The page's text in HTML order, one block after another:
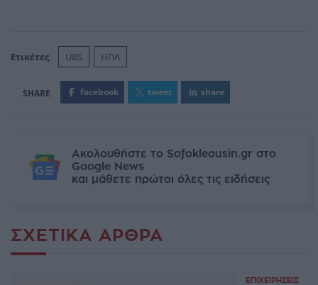
Ετικέτες UBS ΗΠΑ
facebook tweet share
Ακολουθήστε το Sofokleousin.gr στο
Google News
και μάθετε πρώτοι όλες τις ειδήσεις
ΣΧΕΤΙΚΆ ΆΡΘΡΑ
ΕΠΙΧΕΙΡΉΣΕΙΣ